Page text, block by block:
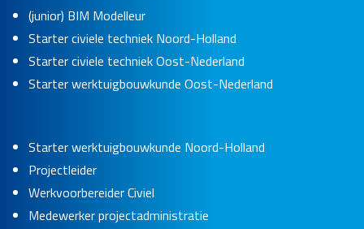
(junior) BIM Modelleur
Starter civiele techniek Noord-Holland
Starter civiele techniek Oost-Nederland
Starter werktuigbouwkunde Oost-Nederland
Starter werktuigbouwkunde Noord-Holland
Projectleider
Werkvoorbereider Civiel
Medewerker projectadministratie